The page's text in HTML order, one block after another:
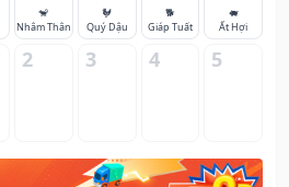
🐒
Nhâm Thân
🐓
Quý Dậu
🐕
Giáp Tuất
🐖
Ất Hợi
2 3 4 5